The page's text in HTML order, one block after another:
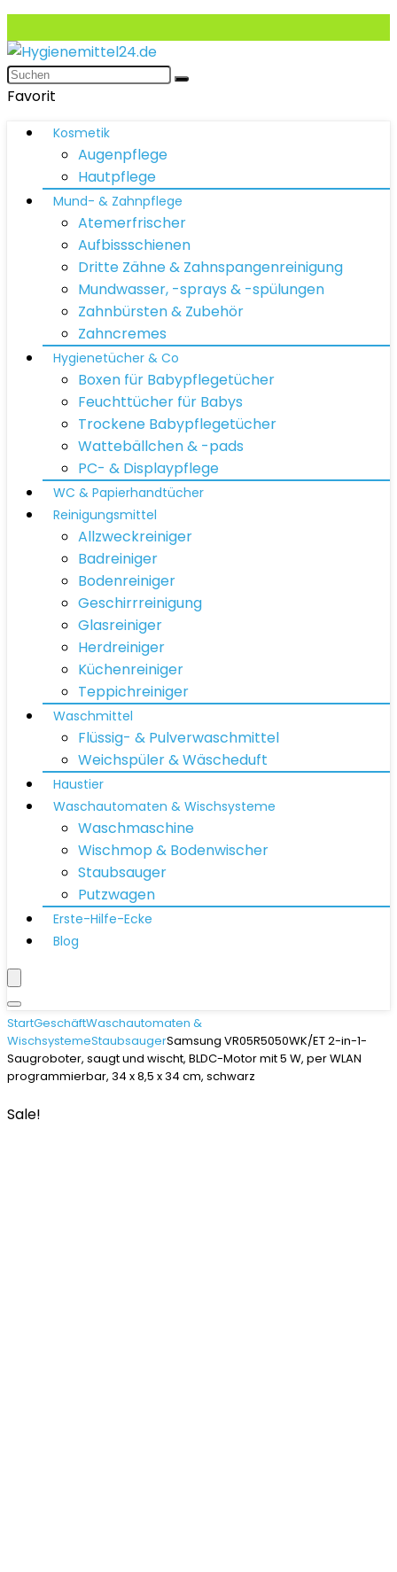
Favorit
Kosmetik
Augenpflege
Hautpflege
Mund- & Zahnpflege
Atemerfrischer
Aufbissschienen
Dritte Zähne & Zahnspangenreinigung
Mundwasser, -sprays & -spülungen
Zahnbürsten & Zubehör
Zahncremes
Hygienetücher & Co
Boxen für Babypflegetücher
Feuchttücher für Babys
Trockene Babypflegetücher
Wattebällchen & -pads
PC- & Displaypflege
WC & Papierhandtücher
Reinigungsmittel
Allzweckreiniger
Badreiniger
Bodenreiniger
Geschirrreinigung
Glasreiniger
Herdreiniger
Küchenreiniger
Teppichreiniger
Waschmittel
Flüssig- & Pulverwaschmittel
Weichspüler & Wäscheduft
Haustier
Waschautomaten & Wischsysteme
Waschmaschine
Wischmop & Bodenwischer
Staubsauger
Putzwagen
Erste-Hilfe-Ecke
Blog
StartGeschäftWaschautomaten &
WischsystemeStaubsaugerSamsung VR05R5050WK/ET 2-in-1-
Saugroboter, saugt und wischt, BLDC-Motor mit 5 W, per WLAN
programmierbar, 34 x 8,5 x 34 cm, schwarz
Sale!